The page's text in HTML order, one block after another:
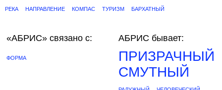
РЕКА НАПРАВЛЕНИЕ КОМПАС ТУРИЗМ БАРХАТНЫЙ
«АБРИС» связано с:
ФОРМА
АБРИС бывает:
ПРИЗРАЧНЫЙ
СМУТНЫЙ